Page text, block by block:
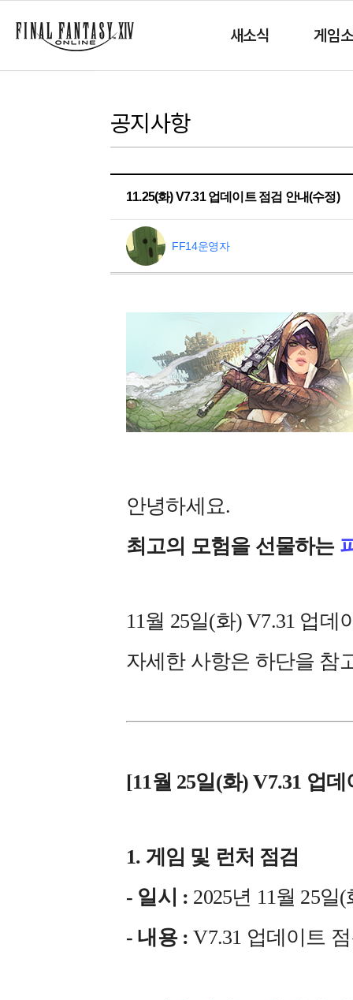
새소식 게임
공지사항
11.25(화) V7.31 업데이트 점검 안내(수정)
FF14운영자
안녕하세요.
최고의 모험을 선물하는
11월 25일(화) V7.31 업
자세한 사항은 하단을 참
[11월 25일(화) V7.31 업
1. 게임 및 런처 점검
- 일시 : 2025년 11월 25일
- 내용 :V7.31 업데이트